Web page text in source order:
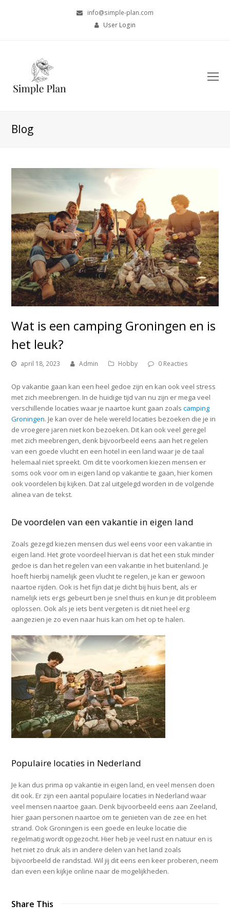
info@simple-plan.com
User Login
Blog
Wat is een camping Groningen en is
het leuk?
april 18, 2023 Admin Hobby 0 Reacties
Op vakantie gaan kan een heel gedoe zijn en kan ook veel stress
met zich meebrengen. In de huidige tijd van nu zijn er mega veel
verschillende locaties waar je naartoe kunt gaan zoalscamping
Groningen. Je kan over de hele wereld locaties bezoeken die je in
de vroegere jaren niet kon bezoeken. Dit kan ook veel geregel
met zich meebrengen, denk bijvoorbeeld eens aan het regelen
van een goede vlucht en een hotel in een land waar je de taal
helemaal niet spreekt. Om dit te voorkomen kiezen mensen er
soms ook voor om in eigen land op vakantie te gaan, hier komen
ook voordelen bij kijken. Dat zal uitgelegd worden in de volgende
alinea van de tekst.
De voordelen van een vakantie in eigen land
Zoals gezegd kiezen mensen dus wel eens voor een vakantie in
eigen land. Het grote voordeel hiervan is dat het een stuk minder
gedoe is dan het regelen van een vakantie in het buitenland. Je
hoeft hierbij namelijk geen vlucht te regelen, je kan er gewoon
naartoe rijden. Ook is het fijn dat je dicht bij huis bent, als er
namelijk iets ergs gebeurt ben je snel thuis en kun je dit probleem
oplossen. Ook als je iets bent vergeten is dit niet heel erg
aangezien je zo even naar huis kan om het op te halen.
Populaire locaties in Nederland
Je kan dus prima op vakantie in eigen land, en veel mensen doen
dit ook. Er zijn een aantal populaire locaties in Nederland waar
veel mensen naartoe gaan. Denk bijvoorbeeld eens aan Zeeland,
hier gaan personen naartoe om te genieten van de zee en het
strand. Ook Groningen is een goede en leuke locatie die
regelmatig wordt opgezocht. Hier heb je veel rust en natuur en is
het niet zo druk als in andere delen van het land zoals
bijvoorbeeld de randstad. Wil jij dit eens een keer proberen, neem
dan even een kijkje online naar de mogelijkheden.
Share This